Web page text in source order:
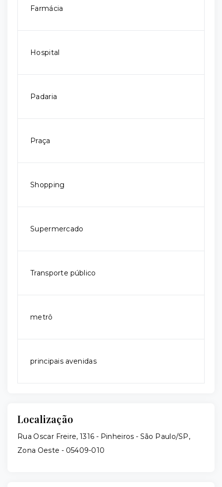
Farmácia
Hospital
Padaria
Praça
Shopping
Supermercado
Transporte público
metrô
principais avenidas
Localização
Rua Oscar Freire, 1316 - Pinheiros - São Paulo/SP,
Zona Oeste - 05409-010